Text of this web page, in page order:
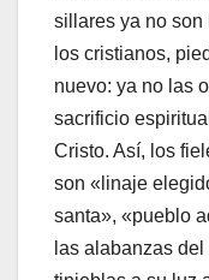
sillares ya no
los cristianos,
nuevo: ya no las
sacrificio
Cristo. Así, los
son «linaje
santa», «pueblo
las alabanzas